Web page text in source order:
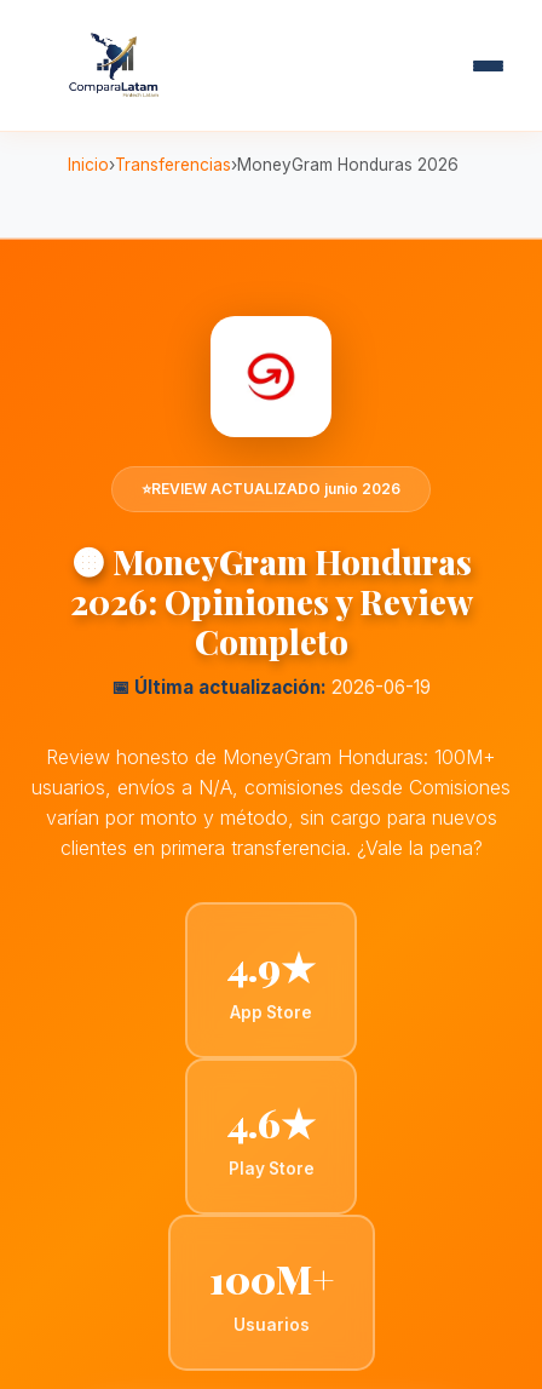
Inicio Transferencias MoneyGram Honduras 2026
⭐REVIEW ACTUALIZADO junio 2026
🟠 MoneyGram Honduras
2026: Opiniones y Review
Completo
📅 Última actualización: 2026-06-19
Review honesto de MoneyGram Honduras: 100M+
usuarios, envíos a N/A, comisiones desde Comisiones
varían por monto y método, sin cargo para nuevos
clientes en primera transferencia. ¿Vale la pena?
4.9★
App Store
4.6★
Play Store
100M+
Usuarios